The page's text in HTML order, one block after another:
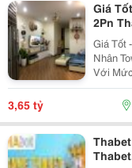
Giá
2Pn
Giá Tốt
Nhân
Với
Diện
3,65 tỷ